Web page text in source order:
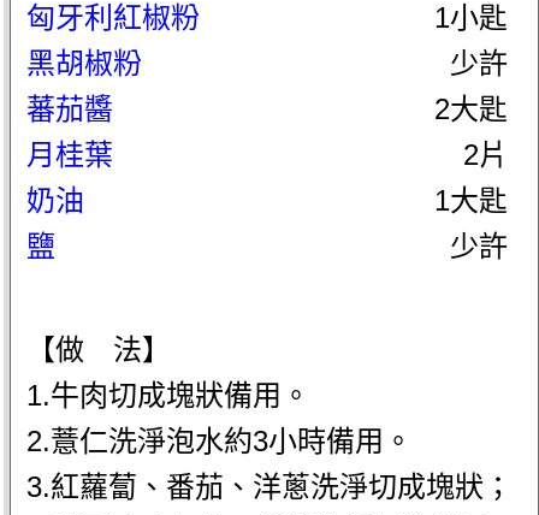
匈牙利紅椒粉
1小匙
黑胡椒粉
少許
蕃茄醬
2大匙
月桂葉
2片
奶油
1大匙
鹽
少許
【做 法】
1.牛肉切成塊狀備用。
2.薏仁洗淨泡水約3小時備用。
3.紅蘿蔔、番茄、洋蔥洗淨切成塊狀；